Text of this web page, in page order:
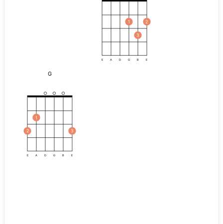
1
3
2
E A D G B E
G
2
1
3
E A D G B E